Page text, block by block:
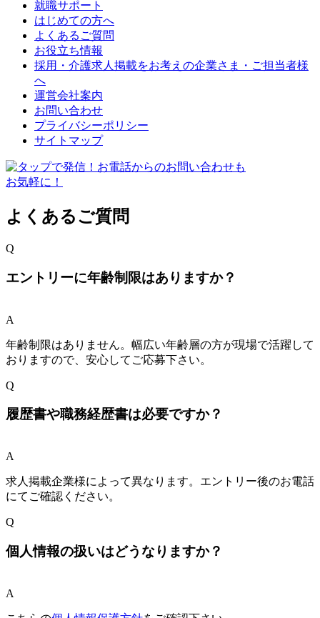
就職サポート
はじめての方へ
よくあるご質問
お役立ち情報
採用・介護求人掲載をお考えの企業さま・ご担当者様
へ
運営会社案内
お問い合わせ
プライバシーポリシー
サイトマップ
よくあるご質問
Q
エントリーに年齢制限はありますか？
A
年齢制限はありません。幅広い年齢層の方が現場で活躍して
おりますので、安心してご応募下さい。
Q
履歴書や職務経歴書は必要ですか？
A
求人掲載企業様によって異なります。エントリー後のお電話
にてご確認ください。
Q
個人情報の扱いはどうなりますか？
A